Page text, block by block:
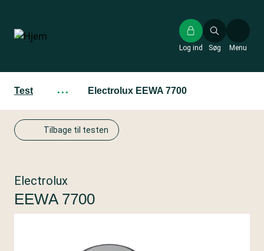
hovedindhold
Søg
Log ind Menu
Test ··· Electrolux EEWA 7700
Tilbage til testen
Electrolux
EEWA 7700